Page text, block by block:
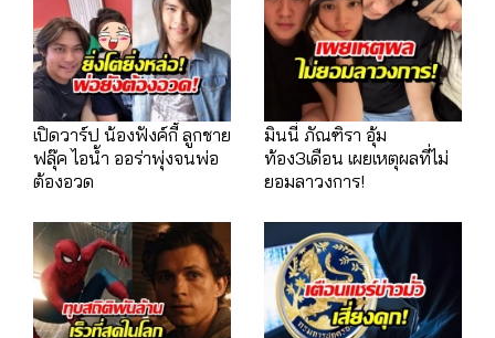
เปิดวาร์ป น้องฟังค์กี้ ลูกชาย
ฟลุ๊ค ไอน้ำ ออร่าพุ่งจนพ่อ
ต้องอวด
มินนี่ ภัณฑิรา อุ้ม
ท้อง3เดือน เผยเหตุผลที่ไม่
ยอมลาวงการ!